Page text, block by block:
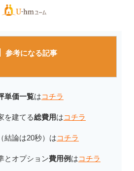
参考になる記事
単価一覧はコチラ
を建てる総費用はコチラ
（結論は20秒）はコチラ
とオプション費用例 はコチラ